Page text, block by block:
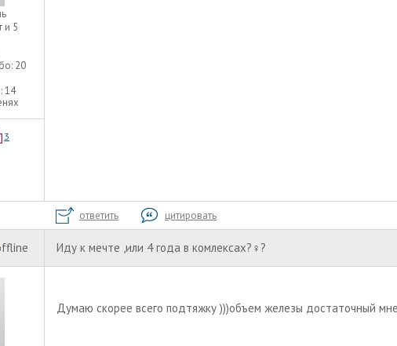
и 5
20
14
3
ответить цитировать
Иду к мечте ,или 4 года в комлексах?‍♀️?
Думаю скорее всего подтяжку )))объем железы достаточный